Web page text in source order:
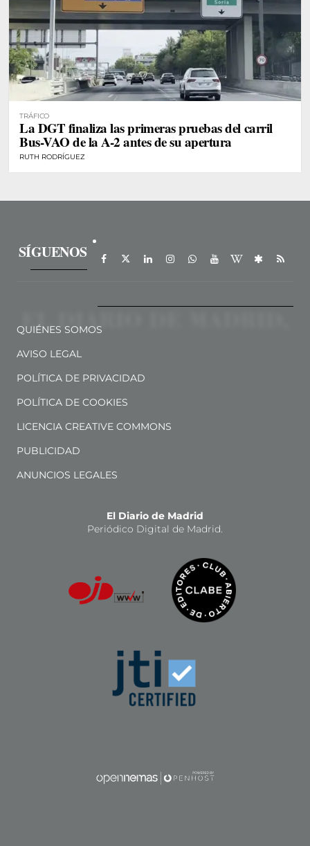
TRÁFICO
La DGT finaliza las primeras pruebas del carril
Bus-VAO de la A-2 antes de su apertura
RUTH RODRÍGUEZ
SÍGUENOS
QUIÉNES SOMOS
AVISO LEGAL
POLÍTICA DE PRIVACIDAD
POLÍTICA DE COOKIES
LICENCIA CREATIVE COMMONS
PUBLICIDAD
ANUNCIOS LEGALES
El Diario de Madrid
Periódico Digital de Madrid.